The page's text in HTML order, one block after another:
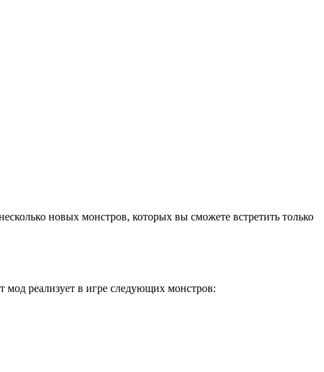
новых монстров, которых вы сможете встретить только
реализует в игре следующих монстров: